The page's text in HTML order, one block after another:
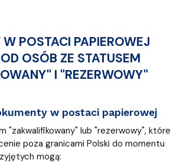
POSTACI PAPIEROWEJ
OSÓB ZE STATUSEM
I "REZERWOWY"
w postaci papierowej
"zakwalifikowany" lub "rezerwowy", które
poza granicami Polski do momentu
mogą: